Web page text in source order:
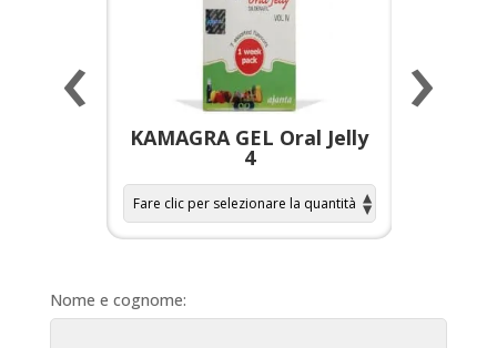
KAMAGRA GEL Oral Jelly
4
‹ ›
Nome e cognome: